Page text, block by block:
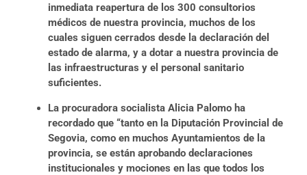
inmediata reapertura de los 300 consultorios
médicos de nuestra provincia, muchos de los
cuales siguen cerrados desde la declaración del
estado de alarma, y a dotar a nuestra provincia de
las infraestructuras y el personal sanitario
suficientes.
La procuradora socialista Alicia Palomo ha
recordado que “tanto en la Diputación Provincial de
Segovia, como en muchos Ayuntamientos de la
provincia, se están aprobando declaraciones
institucionales y mociones en las que todos los